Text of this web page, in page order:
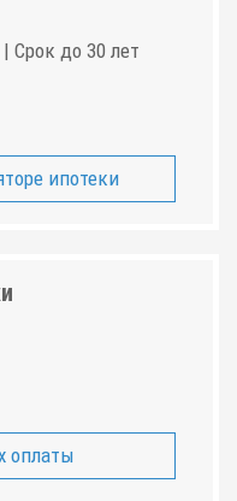
Срок до 30 лет
ипотеки
оплаты